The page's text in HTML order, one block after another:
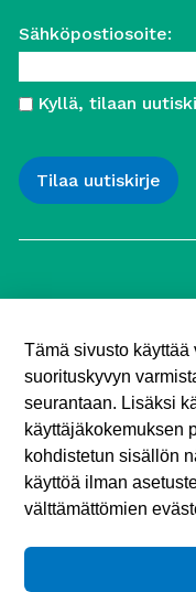
Sähköpostiosoite:
Kyllä, tilaan
Työttömien
00100 Helsinki
Puh. 040 547 7090
toimisto (@)
Y-tunnus: 1003909-9
Tämä sivusto käyttää
suorituskyvyn
seurantaan. Lisäksi
käyttäjäkokemuksen
kohdistetun sisällön
käyttöä ilman
välttämättömien